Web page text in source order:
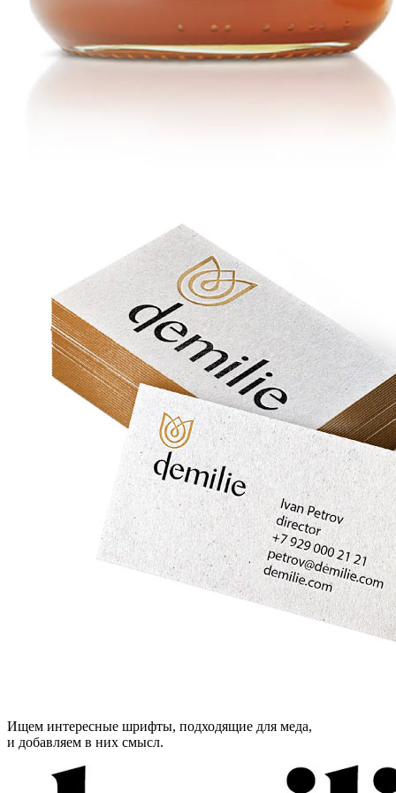
Ищем интересные шрифты, подходящие для меда,
и добавляем в них смысл.